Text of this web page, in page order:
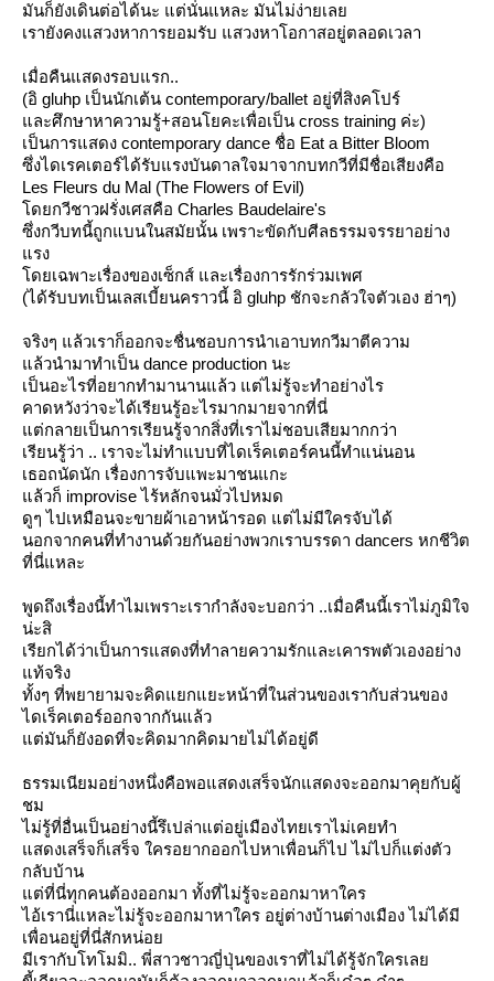
มันก็ยังเดินต่อได้นะ แต่นั่นแหละ มันไม่ง่ายเล
เรายังคงแสวงหาการยอมรับ แสวงหาโอกาสอยู่ตลอดเวลา
เมื่อคืนแสดงรอบแรก..
(อิ gluhp เป็นนักเต้น contemporary/ballet อยู่ที่สิงคโปร์
ละศึกษาหาความรู้+สอนโยคะเพื่อเป็น cross training ค่ะ)
เป็นการแสดง contemporary dance ชื่อ Eat a Bitter Bloom
ซึ่งไดเรคเตอร์ได้รับแรงบันดาลใจมาจากบทกวีที่มีชื่อเสียงคือ
Les Fleurs du Mal (The Flowers of Evil)
ดยกวีชาวฝรั่งเศสคือ Charles Baudelaire's
ซึ่งกวีบทนี้ถูกแบนในสมัยนั้น เพราะขัดกับศีลธรรมจรรยาอย่าง
รง
ดยเฉพาะเรื่องของเซ็กส์ และเรื่องการรักร่วมเพศ
(ได้รับบทเป็นเลสเบี้ยนคราวนี้ อิ gluhp ชักจะกลัวใจตัวเอง ฮ่าๆ)
จริงๆ แล้วเราก็ออกจะชื่นชอบการนำเอาบทกวีมาตีความ
ล้วนำมาทำเป็น dance production นะ
เป็นอะไรที่อยากทำมานานแล้ว แต่ไม่รู้จะทำอย่างไร
คาดหวังว่าจะได้เรียนรู้อะไรมากมายจากที่นี่
ต่กลายเป็นการเรียนรู้จากสิ่งที่เราไม่ชอบเสียมากกว่า
เรียนรู้ว่า .. เราจะไม่ทำแบบที่ไดเร็คเตอร์คนนี้ทำแน่นอน
เธอถนัดนัก เรื่องการจับแพะมาชนแกะ
ล้วก็ improvise ไร้หลักจนมั่วไปหมด
ดูๆ ไปเหมือนจะขายผ้าเอาหน้ารอด แต่ไม่มีใครจับได้
นอกจากคนที่ทำงานด้วยกันอย่างพวกเราบรรดา dancers หกชีวิต
ที่นี่แหละ
พูดถึงเรื่องนี้ทำไมเพราะเรากำลังจะบอกว่า ..เมื่อคืนนี้เราไม่ภูมิใจ
น่ะสิ
เรียกได้ว่าเป็นการแสดงที่ทำลายความรักและเคารพตัวเองอย่าง
ท้จริง
ทั้งๆ ที่พยายามจะคิดแยกแยะหน้าที่ในส่วนของเรากับส่วนของ
ไดเร็คเตอร์ออกจากกันแล้ว
ต่มันก็ยังอดที่จะคิดมากคิดมายไม่ได้อยู่ดี
ธรรมเนียมอย่างหนึ่งคือพอแสดงเสร็จนักแสดงจะออกมาคุยกับผู้
ชม
ไม่รู้ที่อื่นเป็นอย่างนี้รึเปล่าแต่อยู่เมืองไทยเราไม่เคยทำ
สดงเสร็จก็เสร็จ ใครอยากออกไปหาเพื่อนก็ไป ไม่ไปก็แต่งตัว
กลับบ้าน
ต่ที่นี่ทุกคนต้องออกมา ทั้งที่ไม่รู้จะออกมาหาใคร
ไอ้เรานี่แหละไม่รู้จะออกมาหาใคร อยู่ต่างบ้านต่างเมือง ไม่ได้มี
เพื่อนอยู่ที่นี่สักหน่อ
มีเรากับโทโมมิ.. พี่สาวชาวญี่ปุ่นของเราที่ไม่ได้รู้จักใครเล